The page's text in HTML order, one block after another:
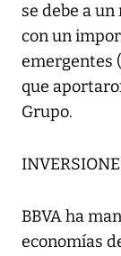
se debe a
con un
emergentes
que
Grupo.
BBVA ha
economías